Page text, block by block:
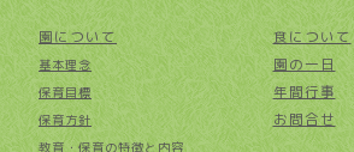
園について
基本理念
保育目標
保育方針
教育・保育の特徴と内容
食について
園の一日
年間行事
お問合せ